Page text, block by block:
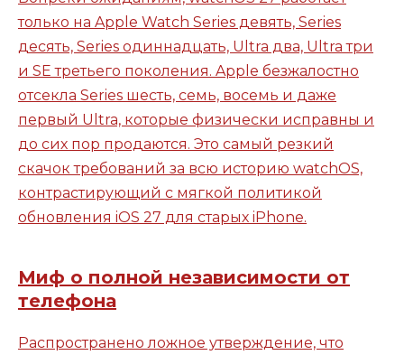
только на Apple Watch Series девять, Series
десять, Series одиннадцать, Ultra два, Ultra три
и SE третьего поколения. Apple безжалостно
отсекла Series шесть, семь, восемь и даже
первый Ultra, которые физически исправны и
до сих пор продаются. Это самый резкий
скачок требований за всю историю watchOS,
контрастирующий с мягкой политикой
обновления iOS 27 для старых iPhone.
Миф о полной независимости от
телефона
Распространено ложное утверждение, что